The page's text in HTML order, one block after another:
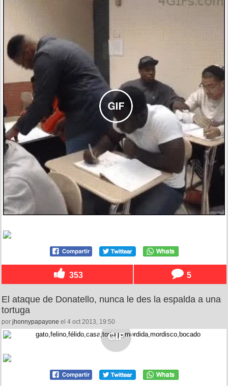
353 5
El ataque de Donatello, nunca le des la espalda a una
tortuga
por jhonnypapayone el 4 oct 2013, 19:50